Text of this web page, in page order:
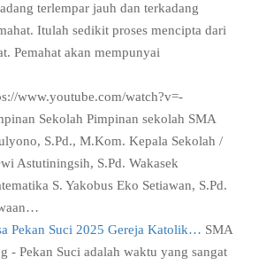
terlempar jauh dan terkadang
Itulah sedikit proses mencipta dari
Pemahat akan mempunyai
www.youtube.com/watch?v=-
Sekolah Pimpinan sekolah SMA
S.Pd., M.Kom. Kepala Sekolah /
Astutiningsih, S.Pd. Wakasek
S. Yakobus Eko Setiawan, S.Pd.
Pekan Suci 2025 Gereja Katolik… SMA
- Pekan Suci adalah waktu yang sangat